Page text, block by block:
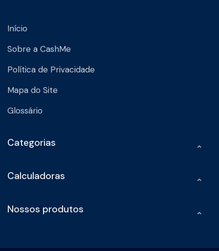
Início
Sobre a CashMe
Política de Privacidade
Mapa do Site
Glossário
Categorias
Calculadoras
Nossos produtos